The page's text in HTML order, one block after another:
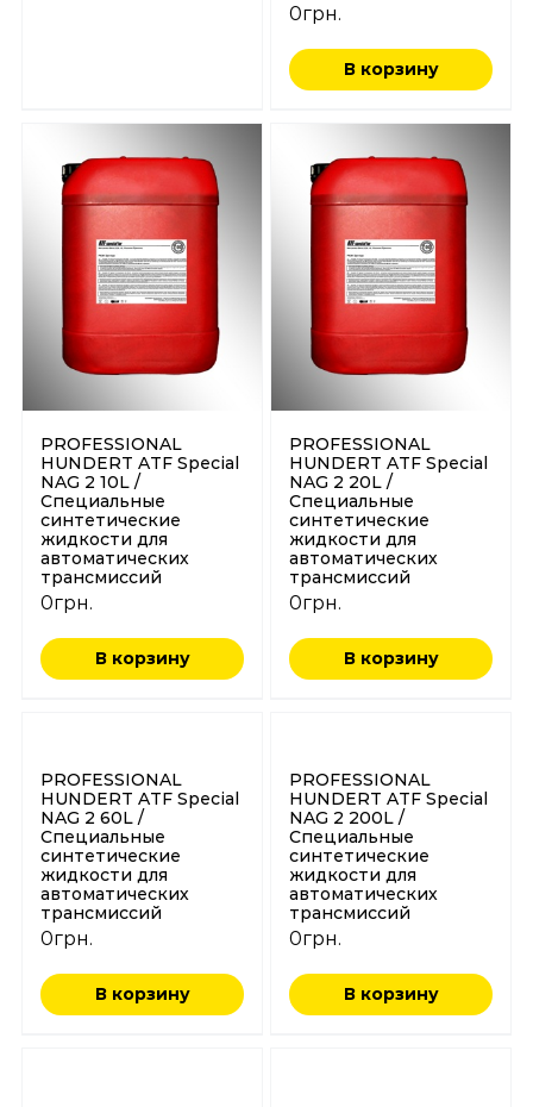
0грн.
В корзину
PROFESSIONAL
HUNDERT ATF Special
NAG 2 10L /
Специальные
синтетические
жидкости для
автоматических
трансмиссий
0грн.
В корзину
PROFESSIONAL
HUNDERT ATF Special
NAG 2 20L /
Специальные
синтетические
жидкости для
автоматических
трансмиссий
0грн.
В корзину
PROFESSIONAL
HUNDERT ATF Special
NAG 2 60L /
Специальные
синтетические
жидкости для
автоматических
трансмиссий
0грн.
В корзину
PROFESSIONAL
HUNDERT ATF Special
NAG 2 200L /
Специальные
синтетические
жидкости для
автоматических
трансмиссий
0грн.
В корзину